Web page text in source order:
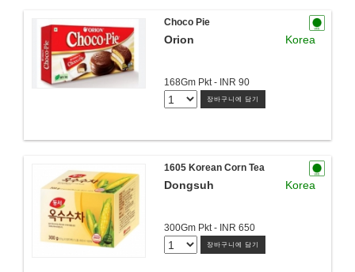
Choco Pie
Orion Korea
168Gm Pkt - INR 90
장바구니에 담기
1605 Korean Corn Tea
Dongsuh Korea
300Gm Pkt - INR 650
장바구니에 담기